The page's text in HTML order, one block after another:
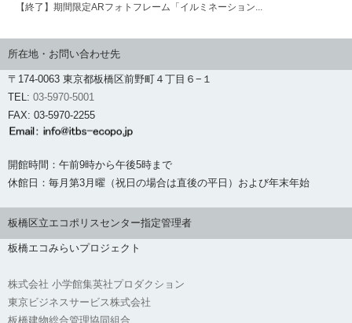
【終了】期間限定ARフォトフレーム「イルミネーション...
所在地・お問い合わせ先
〒174-0063 東京都板橋区前野町４丁目６−１
TEL: 03-5970-5001
FAX: 03-5970-2255
開館時間：午前9時から午後5時まで
休館日：毎月第3月曜（祝日の場合は直後の平日）および年末年始
板橋区立エコポリスセンター指定管理者
板橋エコみらいプロジェクト
株式会社 小学館集英社プロダクション
東京ビジネスサービス株式会社
板橋建物総合管理協同組合